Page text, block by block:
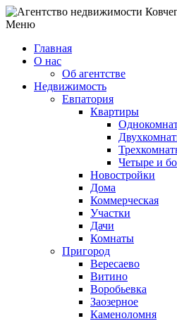
Меню
Главная
О нас
Об агентстве
Недвижимость
Евпатория
Квартиры
Четыре и
Новостройки
Дома
Коммерческая
Участки
Дачи
Комнаты
Пригород
Вересаево
Витино
Воробьевка
Заозерное
Каменоломня